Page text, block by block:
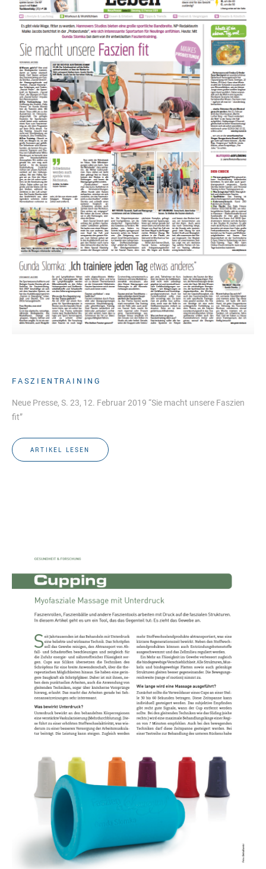
FASZIENTRAINING
Neue Presse, S. 23, 12. Februar 2019 “Sie macht unsere Faszien
fit”
ARTIKEL LESEN